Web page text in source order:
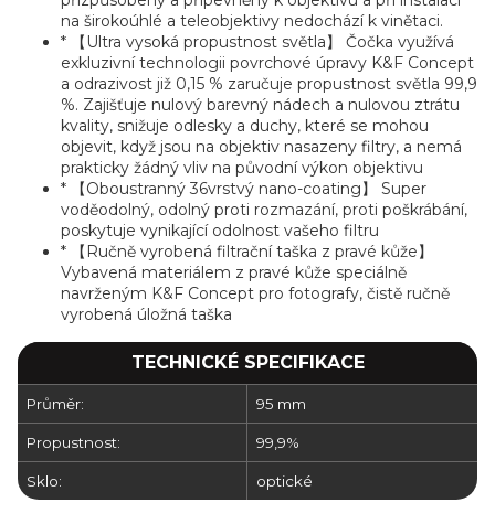
na širokoúhlé a teleobjektivy nedochází k vinětaci.
* 【Ultra vysoká propustnost světla】 Čočka využívá
exkluzivní technologii povrchové úpravy K&F Concept
a odrazivost již 0,15 % zaručuje propustnost světla 99,9
%. Zajišťuje nulový barevný nádech a nulovou ztrátu
kvality, snižuje odlesky a duchy, které se mohou
objevit, když jsou na objektiv nasazeny filtry, a nemá
prakticky žádný vliv na původní výkon objektivu
* 【Oboustranný 36vrstvý nano-coating】 Super
voděodolný, odolný proti rozmazání, proti poškrábání,
poskytuje vynikající odolnost vašeho filtru
* 【Ručně vyrobená filtrační taška z pravé kůže】
Vybavená materiálem z pravé kůže speciálně
navrženým K&F Concept pro fotografy, čistě ručně
vyrobená úložná taška
TECHNICKÉ SPECIFIKACE
Průměr: 95 mm
Propustnost: 99,9%
Sklo: optické